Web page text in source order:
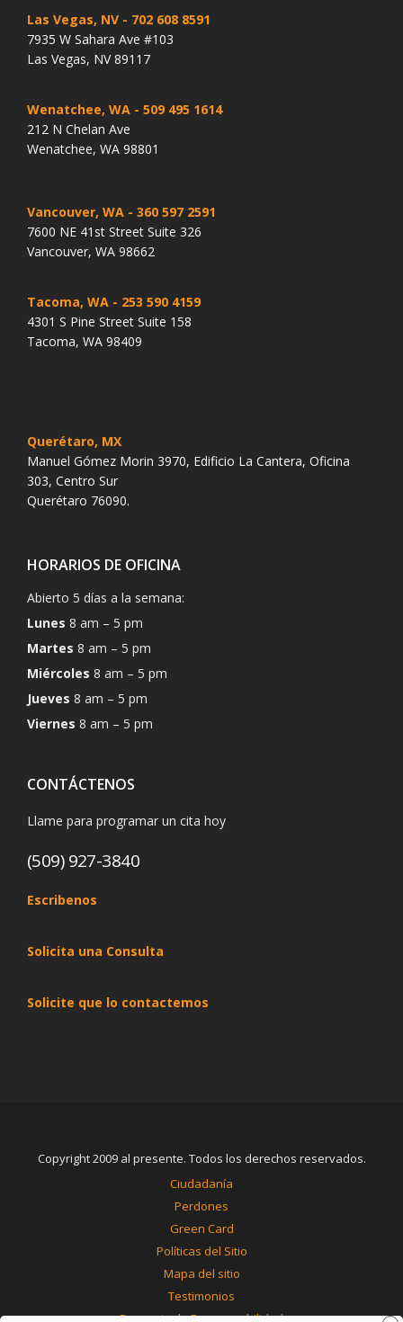
Las Vegas, NV - 702 608 8591
7935 W Sahara Ave #103
Las Vegas, NV 89117
Wenatchee, WA - 509 495 1614
212 N Chelan Ave
Wenatchee, WA 98801
Vancouver, WA - 360 597 2591
7600 NE 41st Street Suite 326
Vancouver, WA 98662
Tacoma, WA - 253 590 4159
4301 S Pine Street Suite 158
Tacoma, WA 98409
Querétaro, MX
Manuel Gómez Morin 3970, Edificio La Cantera, Oficina
303, Centro Sur
Querétaro 76090.
HORARIOS DE OFICINA
Abierto 5 días a la semana:
Lunes 8 am – 5 pm
Martes 8 am – 5 pm
Miércoles 8 am – 5 pm
Jueves 8 am – 5 pm
Viernes 8 am – 5 pm
CONTÁCTENOS
Llame para programar un cita hoy
(509) 927-3840
Escribenos
Solicita una Consulta
Solicite que lo contactemos
Copyright 2009 al presente. Todos los derechos reservados.
Ciudadanía
Perdones
Green Card
Políticas del Sitio
Mapa del sitio
Testimonios
Renuncia de Responsabilidad